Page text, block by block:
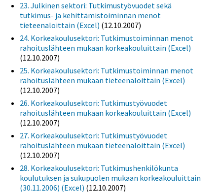
23. Julkinen sektori: Tutkimustyövuodet sekä
tutkimus- ja kehittämistoiminnan menot
tieteenaloittain (Excel) (12.10.2007)
24. Korkeakoulusektori: Tutkimustoiminnan menot
rahoituslähteen mukaan korkeakouluittain (Excel)
(12.10.2007)
25. Korkeakoulusektori: Tutkimustoiminnan menot
rahoituslähteen mukaan tieteenaloittain (Excel)
(12.10.2007)
26. Korkeakoulusektori: Tutkimustyövuodet
rahoituslähteen mukaan korkeakouluittain (Excel)
(12.10.2007)
27. Korkeakoulusektori: Tutkimustyövuodet
rahoituslähteen mukaan tieteenaloittain (Excel)
(12.10.2007)
28. Korkeakoulusektori: Tutkimushenkilökunta
koulutuksen ja sukupuolen mukaan korkeakouluittain
(30.11.2006) (Excel) (12.10.2007)